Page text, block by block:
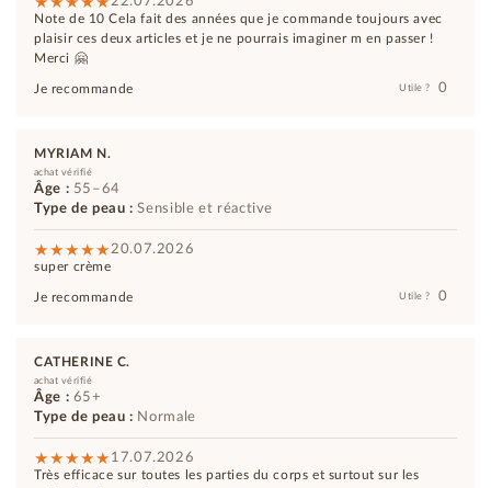
Note de 10 Cela fait des années que je commande toujours avec
plaisir ces deux articles et je ne pourrais imaginer m en passer !
Merci 🤗
Je recommande Utile ? 0
MYRIAM N.
achat vérifié
Âge : 55–64
Type de peau : Sensible et réactive
20.07.2026
super crème
Je recommande Utile ? 0
CATHERINE C.
achat vérifié
Âge : 65+
Type de peau : Normale
17.07.2026
Très efficace sur toutes les parties du corps et surtout sur les